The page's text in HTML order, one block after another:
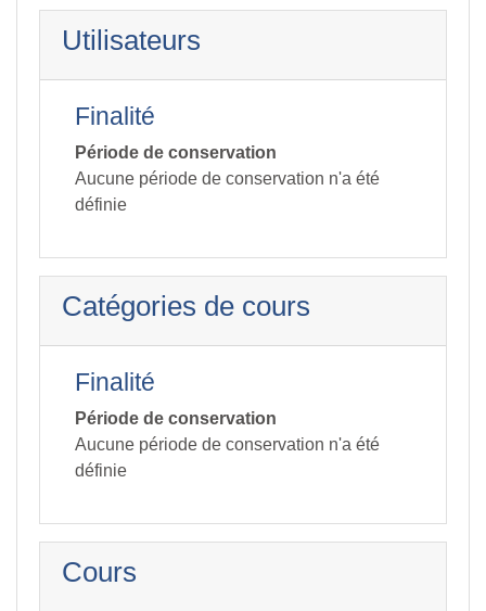
Utilisateurs
Finalité
Période de conservation
Aucune période de conservation n'a été
définie
Catégories de cours
Finalité
Période de conservation
Aucune période de conservation n'a été
définie
Cours